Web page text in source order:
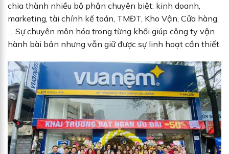
chia thành nhiều bộ phận chuyên biệt: kinh doanh,
marketing, tài chính kế toán, TMĐT, Kho Vận, Cửa hàng,
… Sự chuyên môn hóa trong từng khối giúp công ty vận
hành bài bản nhưng vẫn giữ được sự linh hoạt cần thiết.